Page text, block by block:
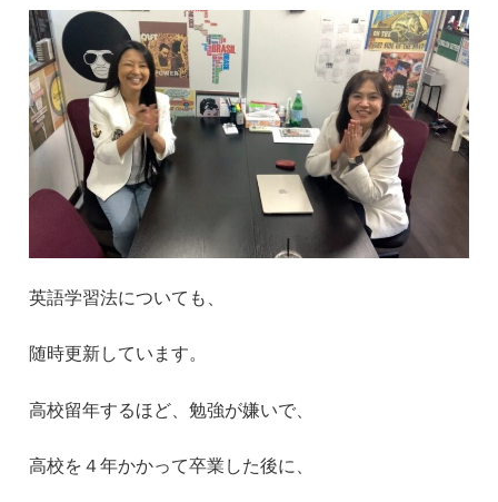
英語学習法についても、
随時更新しています。
高校留年するほど、勉強が嫌いで、
高校を４年かかって卒業した後に、